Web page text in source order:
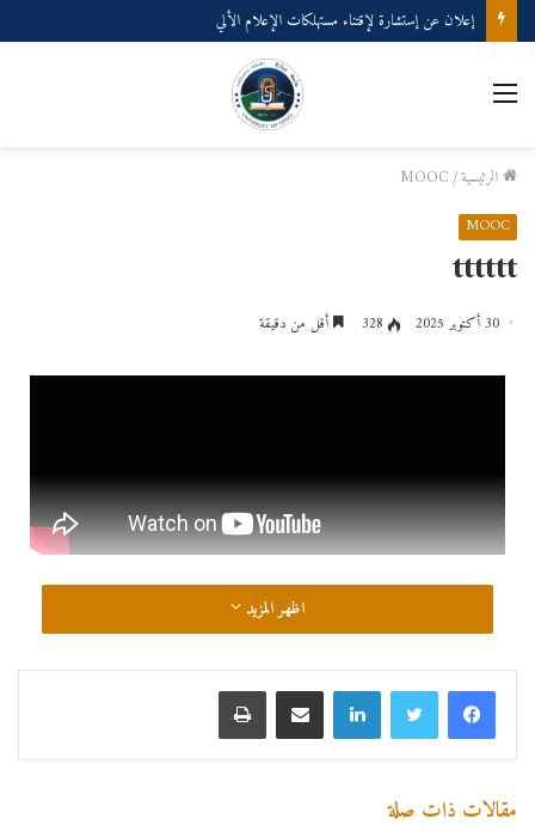
إعلان عن إستشارة لإقتناء مستهلكات الإعلام الألي
الرئيسية/
MOOC
MOOC
tttttt
30 أكتوبر 2025 328 أقل من دقيقة
اظهر المزيد
مقالات ذات صلة